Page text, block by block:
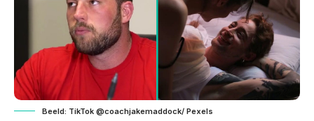
Beeld: TikTok @coachjakemaddock/ Pexels